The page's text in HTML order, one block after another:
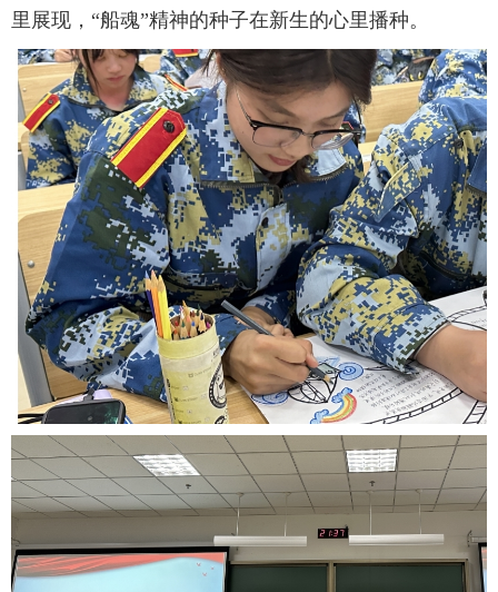
里展现，“船魂”精神的种子在新生的心里播种。